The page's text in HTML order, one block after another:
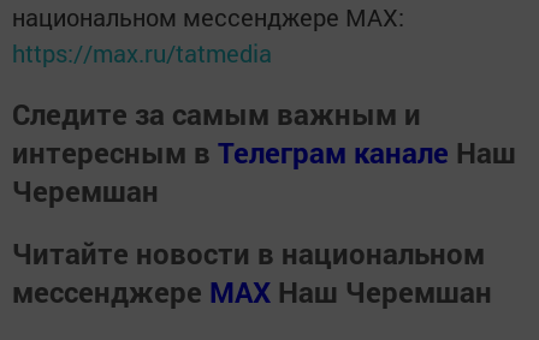
национальном мессенджере MАХ:
https://max.ru/tatmedia
Следите за самым важным и
интересным в Телеграм канале Наш
Черемшан
Читайте новости в национальном
мессенджере MАХ Наш Черемшан